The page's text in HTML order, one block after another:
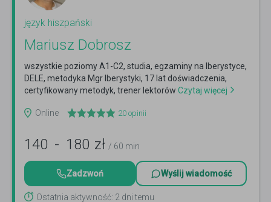
język hiszpański
Mariusz Dobrosz
wszystkie poziomy A1-C2, studia, egzaminy na Iberystyce,
DELE, metodyka Mgr Iberystyki, 17 lat doświadczenia,
certyfikowany metodyk, trener lektorów Czytaj więcej
Online 20 opinii
140 - 180 zł / 60 min
Zadzwoń Wyślij wiadomość
Ostatnia aktywność: 2 dni temu